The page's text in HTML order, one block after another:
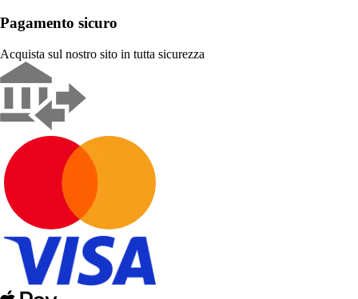
Pagamento sicuro
Acquista sul nostro sito in tutta sicurezza